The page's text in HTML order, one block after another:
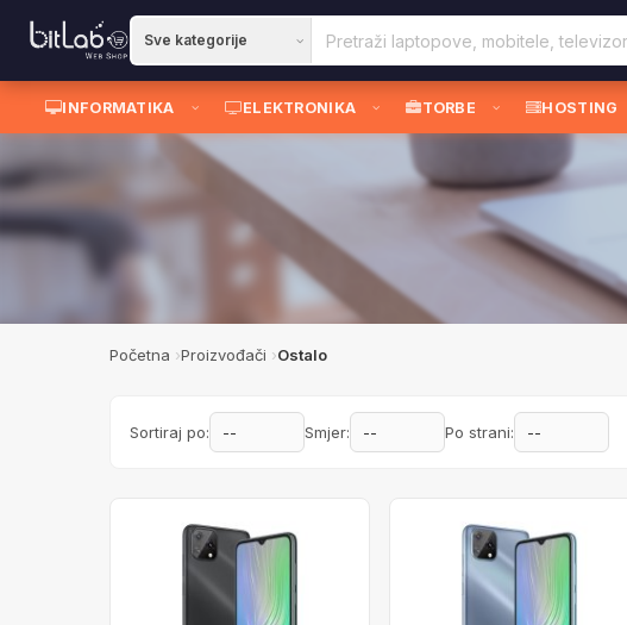
INFORMATIKA ELEKTRONIKA TORBE HOSTING
Početna Proizvođači Ostalo
Sortiraj po: Smjer: Po strani: